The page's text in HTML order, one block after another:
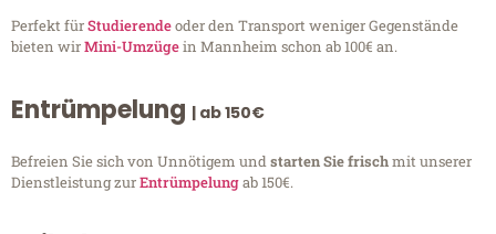
Perfekt fürStudierendeoder den Transport weniger Gegenstände
bieten wirMini-Umzügein Mannheim schon ab 100€ an.
Entrümpelung | ab 150€
Befreien Sie sich von Unnötigem undstarten Sie frischmit unserer
Dienstleistung zurEntrümpelungab 150€.